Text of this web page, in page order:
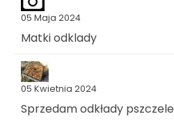
05 Maja 2024
Matki odklady
05 Kwietnia 2024
Sprzedam odkłady pszczele